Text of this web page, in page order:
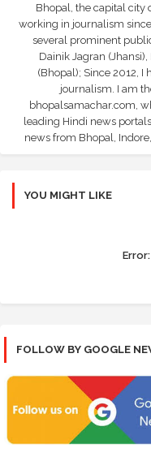
Bhopal, the capital city
working in journalism
several prominent
Dainik Jagran
(Bhopal); Since 2012,
journalism. I am
bhopalsamachar.com,
leading Hindi news
news from Bhopal,
YOU MIGHT LIKE
Error:
FOLLOW BY GOOGLE